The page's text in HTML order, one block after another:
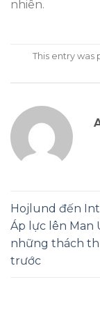
nhiên.
This entry was
Hojlund đến
Áp lực lên Man
những thách
trước